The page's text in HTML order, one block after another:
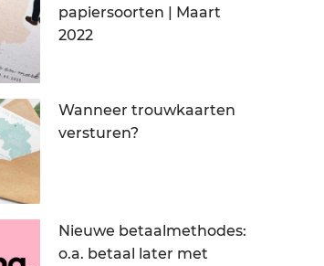
papiersoorten | Maart
2022
Wanneer trouwkaarten
versturen?
Nieuwe betaalmethodes:
o.a. betaal later met